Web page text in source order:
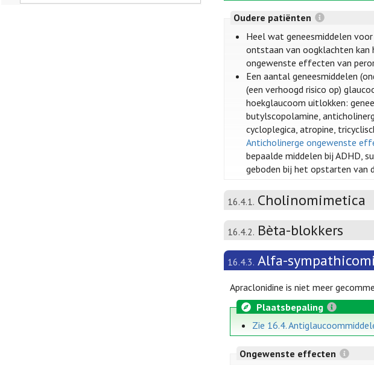
Oudere patiënten
Heel wat geneesmiddelen
ontstaan van oogklachten kan
ongewenste effecten van
Een aantal geneesmiddelen
(een verhoogd risico op)
hoekglaucoom uitlokken:
butylscopolamine,
cycloplegica, atropine,
Anticholinerge ongewenste
bepaalde middelen bij ADHD,
geboden bij het opstarten van
16.4.1. Cholinomimetica
16.4.2. Bèta-blokkers
16.4.3. Alfa-
Apraclonidine is niet meer
Plaatsbepaling
Zie 16.4.
Ongewenste effecten